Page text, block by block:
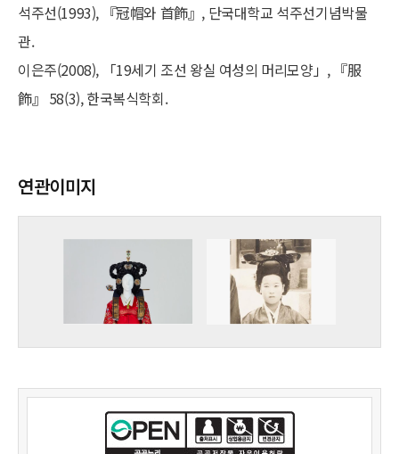
석주선(1993), 『冠帽와 首飾』, 단국대학교 석주선기념박물
관.
이은주(2008), 「19세기 조선 왕실 여성의 머리모양」, 『服
飾』 58(3), 한국복식학회.
연관이미지